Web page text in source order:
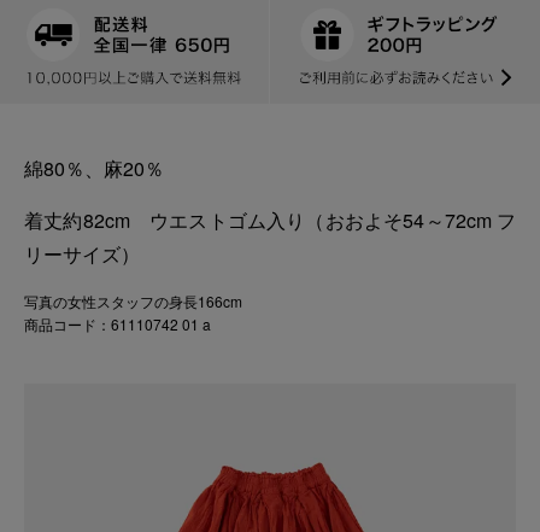
綿80％、麻20％
着丈約82cm ウエストゴム入り（おおよそ54～72cm フ
リーサイズ）
写真の女性スタッフの身長166cm
商品コード：61110742 01 a